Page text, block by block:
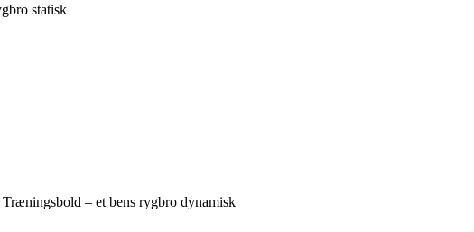
statisk
– et bens rygbro dynamisk